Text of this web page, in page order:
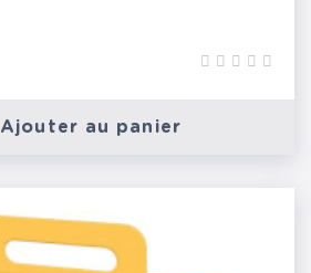
Ajouter au panier